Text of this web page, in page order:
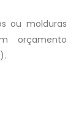
ou molduras
orçamento